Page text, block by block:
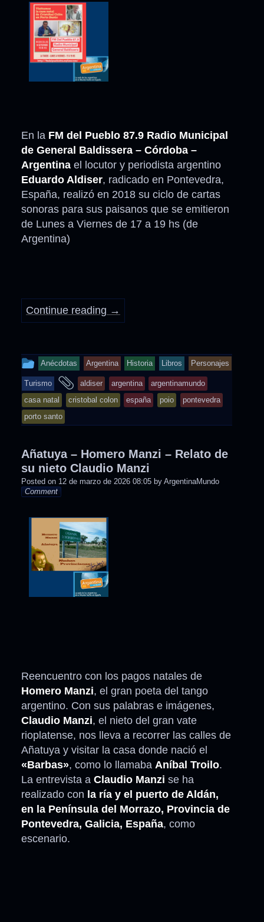
En la FM del Pueblo 87.9 Radio Municipal
de General Baldissera – Córdoba –
Argentina el locutor y periodista argentino
Eduardo Aldiser, radicado en Pontevedra,
España, realizó en 2018 su ciclo de cartas
sonoras para sus paisanos que se emitieron
de Lunes a Viernes de 17 a 19 hs (de
Argentina)
Continue reading →
This
entry
was
posted
in
Anécdotas Argentina Historia Libros Personajes
Turismo
and
tagged
aldiser argentina
argentinamundo
casa natal
cristobal colon españa poio
pontevedra
porto santo
Añatuya – Homero Manzi – Relato de
su nieto Claudio Manzi
Posted on 12 de marzo de 2026 08:05 by ArgentinaMundo
Comment
Reencuentro con los pagos natales de
Homero Manzi, el gran poeta del tango
argentino. Con sus palabras e imágenes,
Claudio Manzi, el nieto del gran vate
rioplatense, nos lleva a recorrer las calles de
Añatuya y visitar la casa donde nació el
«Barbas», como lo llamaba Aníbal Troilo.
La entrevista a Claudio Manzi se ha
realizado con la ría y el puerto de Aldán,
en la Península del Morrazo, Provincia de
Pontevedra, Galicia, España, como
escenario.